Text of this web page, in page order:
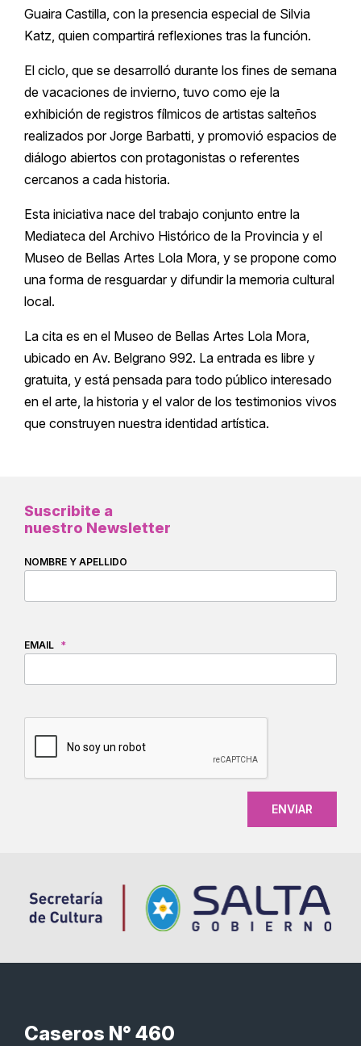
Guaira Castilla, con la presencia especial de Silvia
Katz, quien compartirá reflexiones tras la función.
El ciclo, que se desarrolló durante los fines de semana
de vacaciones de invierno, tuvo como eje la
exhibición de registros fílmicos de artistas salteños
realizados por Jorge Barbatti, y promovió espacios de
diálogo abiertos con protagonistas o referentes
cercanos a cada historia.
Esta iniciativa nace del trabajo conjunto entre la
Mediateca del Archivo Histórico de la Provincia y el
Museo de Bellas Artes Lola Mora, y se propone como
una forma de resguardar y difundir la memoria cultural
local.
La cita es en el Museo de Bellas Artes Lola Mora,
ubicado en Av. Belgrano 992. La entrada es libre y
gratuita, y está pensada para todo público interesado
en el arte, la historia y el valor de los testimonios vivos
que construyen nuestra identidad artística.
Suscribite a
nuestro Newsletter
NOMBRE Y APELLIDO
EMAIL *
Caseros N° 460